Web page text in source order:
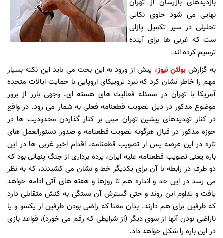
بازدیدهای بازرسان از تهران
نهایی می شود حاوی نکاتی
تحلیلی در سیر تکمیل پازلی
ست که غربی ها برای آینده
ترسیم کرده اند.
به گزارشبولتن نیوز، پیش از ورود به این بحث می باید این نکته بسیار
مهم را خاطر نشان کرد که نبرد تروییکای اروپایی با حمایت ایالات متحده
آمریکا با تهران در مسئله فعالیت های هسته ای، وجهی بارز از بروز
موضوع مذکور در ذیل تصویب قطعنامه فعلی به شمار می رود. در واقع
در کنار تهدیدهای پیشین تهران مبنی بر کنار گذاردن محدودیت ها در
حوزه مذکور در قبال هرگونه تصویب قطعنامه و صدور دستورالعمل های
تازه در این عرصه پس از تصویب قطعنامه، اقدام اخیر غربی ها در این
باره یعنی تصویب قطعنامه علیه ایران، پرده برداری از جنگ پنهانی بود که
دو طرف در رابطه با آن برای یکدیگر خط و نشان می کشیدند، که به نظر
می رسد در این حد و اندازه هم تا روزها و هفته های آتی ادامه خواهد
یافت و تداوم این روند و حتی گسترش آن بستگی به کنش متقابلی دارد
که طرفین برای هم دارند. بدان معنا که راضی بودن طرفین از یکسو و یا
ناراضی بودن آنها از سوی دیگر (از شرایطی که رقم می خورد)، قواعد بازی
در این باره را شکل خواهد داد.